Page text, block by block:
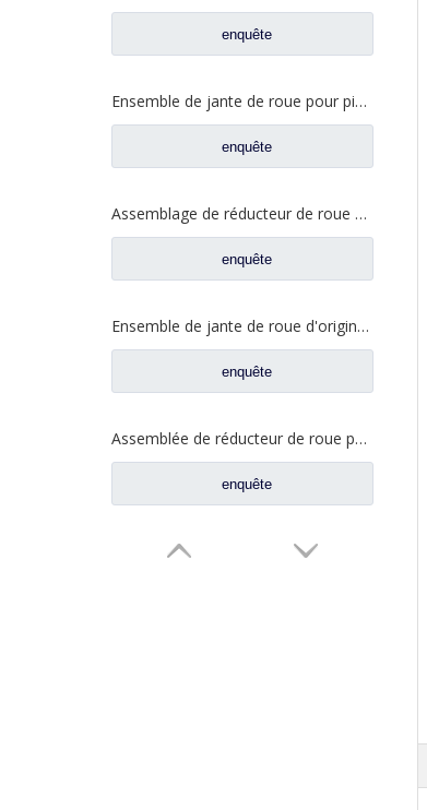
enquête
Ensemble de jante de roue pour pièces de camion Foton Auman HFF2405054CK2BZ-1
enquête
Assemblage de réducteur de roue de haute qualité pour pièces de rechange FAW Aowei 2405035-A6E
enquête
Ensemble de jante de roue d'origine pour pièces de rechange de camion automatique FAW Aowei 2405035-AOE
enquête
Assemblée de réducteur de roue pour les pièces de rechange 2405-5801824432 de camion de Saic Hongyan H8B
enquête